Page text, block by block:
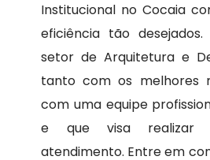
Institucional no Cocaia
eficiência tão
setor de Arquitetura e
tanto com os melhores
com uma equipe
e que visa realizar
atendimento. Entre em